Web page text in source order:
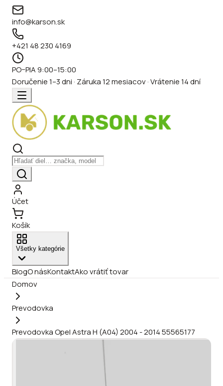
info@karson.sk
+421 48 230 4169
PO–PIA 9:00–15:00
Doručenie 1–3 dni · Záruka 12 mesiacov · Vrátenie 14 dní
Účet
Košík
Všetky kategórie
BlogO násKontaktAko vrátiť tovar
Domov
Prevodovka
Prevodovka Opel Astra H (A04) 2004 - 2014 55565177